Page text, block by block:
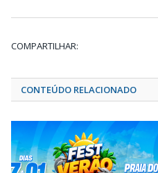
COMPARTILHAR:
CONTEÚDO RELACIONADO